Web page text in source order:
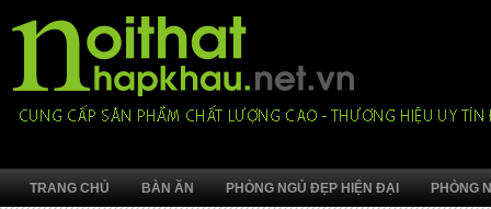
TRANG CHỦ BÀN ĂN PHÒNG NGỦ ĐẸP HIỆN ĐẠI PHÒNG